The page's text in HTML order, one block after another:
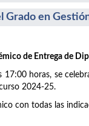
Grado en
de
17:00 horas, se
2024-25.
con todas las